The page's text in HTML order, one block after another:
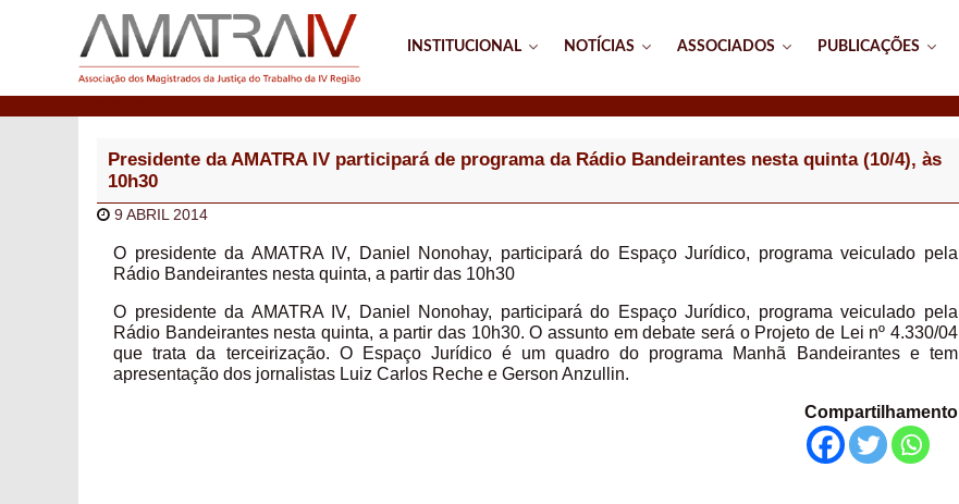
INSTITUCIONAL NOTÍCIAS ASSOCIADOS PUBLICAÇÕES
Presidente da AMATRA IV participará de programa da Rádio Bandeirantes nesta quinta (10/4), às
10h30
9 ABRIL 2014
O presidente da AMATRA IV, Daniel Nonohay, participará do Espaço Jurídico, programa veiculado pela
Rádio Bandeirantes nesta quinta, a partir das 10h30
O presidente da AMATRA IV, Daniel Nonohay, participará do Espaço Jurídico, programa veiculado pela
Rádio Bandeirantes nesta quinta, a partir das 10h30. O assunto em debate será o Projeto de Lei nº 4.330/04
que trata da terceirização. O Espaço Jurídico é um quadro do programa Manhã Bandeirantes e tem
apresentação dos jornalistas Luiz Carlos Reche e Gerson Anzullin.
Compartilhamento